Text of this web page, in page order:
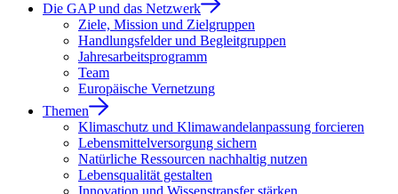
Die GAP und das Netzwerk
Ziele, Mission und Zielgruppen
Handlungsfelder und Begleitgruppen
Jahresarbeitsprogramm
Team
Europäische Vernetzung
Themen
Klimaschutz und Klimawandelanpassung forcieren
Lebensmittelversorgung sichern
Natürliche Ressourcen nachhaltig nutzen
Lebensqualität gestalten